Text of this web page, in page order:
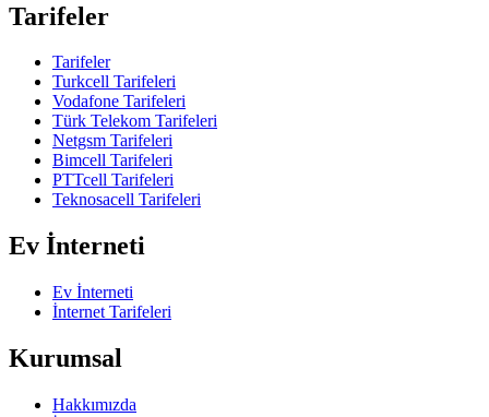
Tarifeler
Tarifeler
Turkcell Tarifeleri
Vodafone Tarifeleri
Türk Telekom Tarifeleri
Netgsm Tarifeleri
Bimcell Tarifeleri
PTTcell Tarifeleri
Teknosacell Tarifeleri
Ev İnterneti
Ev İnterneti
İnternet Tarifeleri
Kurumsal
Hakkımızda